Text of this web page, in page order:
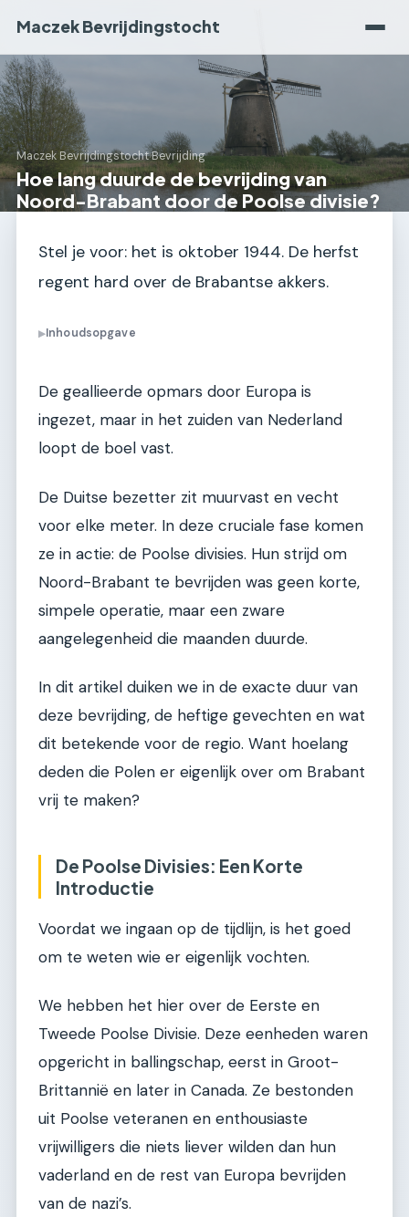
Maczek Bevrijdingstocht
Maczek Bevrijdingstocht›Bevrijding
Hoe lang duurde de bevrijding van
Noord-Brabant door de Poolse divisie?
Stel je voor: het is oktober 1944. De herfst
regent hard over de Brabantse akkers.
▶Inhoudsopgave
De geallieerde opmars door Europa is
ingezet, maar in het zuiden van Nederland
loopt de boel vast.
De Duitse bezetter zit muurvast en vecht
voor elke meter. In deze cruciale fase komen
ze in actie: de Poolse divisies. Hun strijd om
Noord-Brabant te bevrijden was geen korte,
simpele operatie, maar een zware
aangelegenheid die maanden duurde.
In dit artikel duiken we in de exacte duur van
deze bevrijding, de heftige gevechten en wat
dit betekende voor de regio. Want hoelang
deden die Polen er eigenlijk over om Brabant
vrij te maken?
De Poolse Divisies: Een Korte
Introductie
Voordat we ingaan op de tijdlijn, is het goed
om te weten wie er eigenlijk vochten.
We hebben het hier over de Eerste en
Tweede Poolse Divisie. Deze eenheden waren
opgericht in ballingschap, eerst in Groot-
Brittannië en later in Canada. Ze bestonden
uit Poolse veteranen en enthousiaste
vrijwilligers die niets liever wilden dan hun
vaderland en de rest van Europa bevrijden
van de nazi’s.